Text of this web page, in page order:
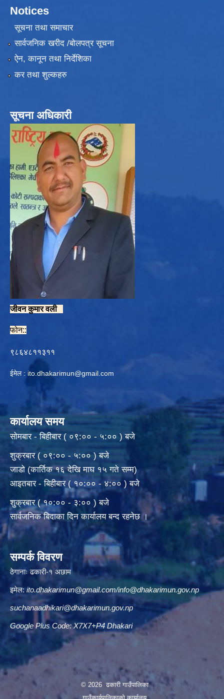
Notices
सूचना तथा समाचार
सार्वजनिक खरीद /बोलपत्र सूचना
ऐन, कानून तथा निर्देशिका
कर तथा शुल्कहरु
सूचना अधिकारी
जीवन कुमार वली
फोन::
९८६४८११३११
ईमेल : ito.dhakarimun@gmail.com
कार्यालय समय
सोमबार - बिहीबार ( ०९:०० - ५:०० ) बजे
शुक्रबार ( ०९:०० - ५:०० ) बजे
जाडो (कार्तिक १६ देखि माघ १५ गते सम्म)
आइतबार - बिहीबार ( १०:०० - ४:०० ) बजे
शुक्रबार ( १०:०० - ३:०० ) बजे
सार्वजनिक बिदाका दिन कार्यालय बन्द रहनेछ ।
सम्पर्क विवरण
ठेगानाः ढकारी-१ अछाम
इमेल:ito.dhakarimun@gmail.com/info@dhakarimun.gov.np
suchanaadhikari@dhakarimun.gov.np
Google Plus Code: X7X7+P4 Dhakari
© 2026 ढकारी गाउँपालिका